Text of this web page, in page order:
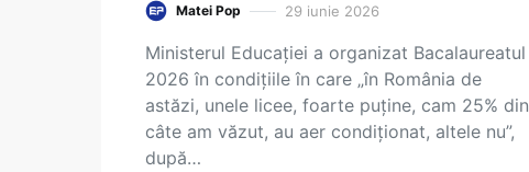
Matei Pop 29 iunie 2026
Ministerul Educației a organizat Bacalaureatul
2026 în condițiile în care „în România de
astăzi, unele licee, foarte puține, cam 25% din
câte am văzut, au aer condiționat, altele nu”,
după…